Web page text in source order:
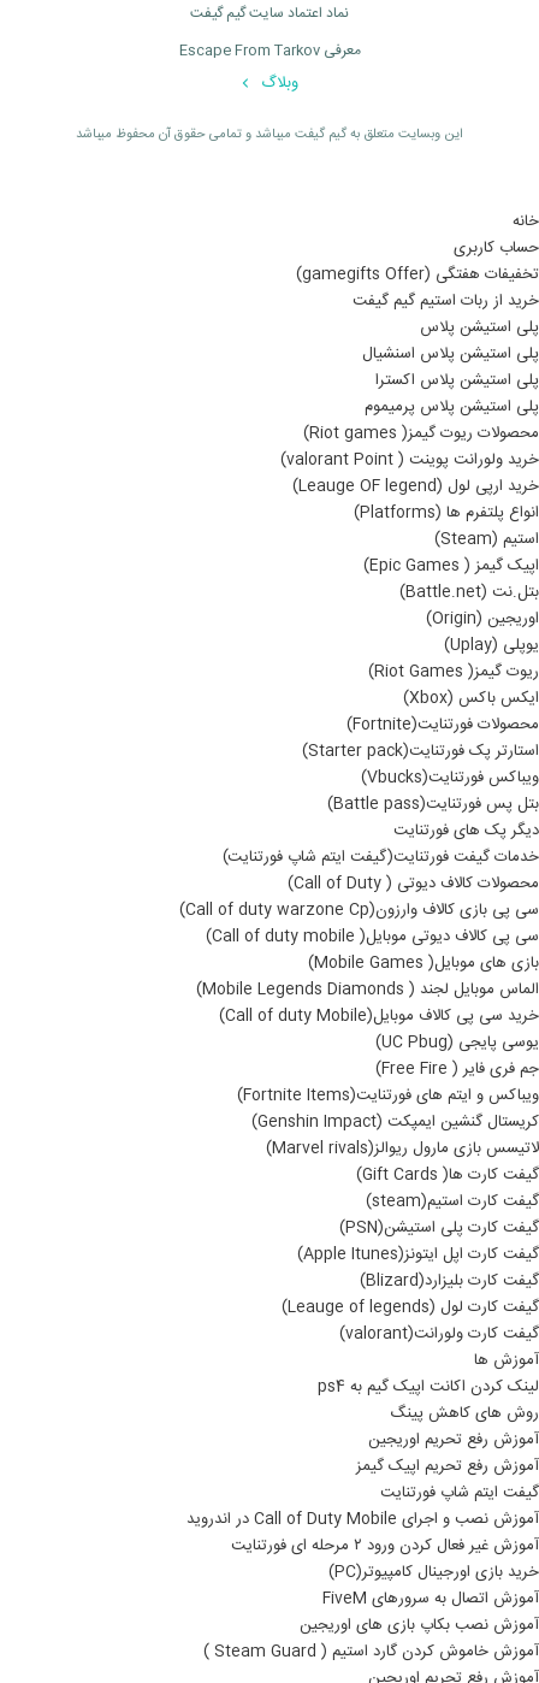
نماد اعتماد سایت گیم گیفت
معرفی Escape From Tarkov
وبلاگ
اين وبسايت متعلق به گیم گیفت ميباشد و تمامی حقوق آن محفوظ ميباشد
خانه
حساب کاربری
تخفیفات هفتگی (gamegifts Offer)
خرید از ربات استیم گیم گیفت
پلی استیشن پلاس
پلی استیشن پلاس اسنشیال
پلی استیشن پلاس اکسترا
پلی استیشن پلاس پرمیموم
محصولات ریوت گیمز( Riot games)
خرید ولورانت پوینت ( valorant Point)
خرید ارپی لول (Leauge OF legend)
انواع پلتفرم ها (Platforms)
استیم (Steam)
اپیک گیمز ( Epic Games)
بتل.نت (Battle.net)
اوریجین (Origin)
یوپلی (Uplay)
ریوت گیمز( Riot Games)
ایکس باکس (Xbox)
محصولات فورتنایت(Fortnite)
استارتر پک فورتنایت(Starter pack)
ویباکس فورتنایت(Vbucks)
بتل پس فورتنایت(Battle pass)
دیگر پک های فورتنایت
خدمات گیفت فورتنایت(گیفت ایتم شاپ فورتنایت)
محصولات کالاف دیوتی ( Call of Duty)
سی پی بازی کالاف وارزون(Call of duty warzone Cp)
سی پی کالاف دیوتی موبایل( Call of duty mobile)
بازی های موبایل( Mobile Games)
الماس موبایل لجند ( Mobile Legends Diamonds)
خرید سی پی کالاف موبایل(Call of duty Mobile)
یوسی پایجی (UC Pbug)
جم فری فایر ( Free Fire)
ویباکس و ایتم های فورتنایت(Fortnite Items)
کریستال گنشین ایمپکت (Genshin Impact)
لاتیسس بازی مارول ریوالز(Marvel rivals)
گیفت کارت ها( Gift Cards)
گیفت کارت استیم(steam)
گیفت کارت پلی استیشن(PSN)
گیفت کارت اپل ایتونز(Apple Itunes)
گیفت کارت بلیزارد(Blizard)
گیفت کارت لول (Leauge of legends)
گیفت کارت ولورانت(valorant)
آموزش ها
لینک کردن اکانت اپیک گیم به ps4
روش های کاهش پینگ
آموزش رفع تحریم اوریجین
آموزش رفع تحریم اپیک گیمز
گیفت ایتم شاپ فورتنایت
آموزش نصب و اجرای Call of Duty Mobile در اندروید
آموزش غیر فعال کردن ورود ۲ مرحله ای فورتنایت
خرید بازی اورجینال کامپیوتر(PC)
آموزش اتصال به سرورهای FiveM
آموزش نصب بکاپ بازی های اوریجین
آموزش خاموش کردن گارد استیم ( Steam Guard )